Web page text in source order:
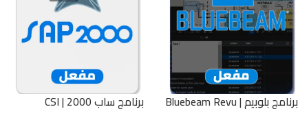
برنامج بلوبيم | Bluebeam Revu برنامج ساب 2000 | CSI